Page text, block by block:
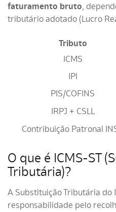
faturamento bruto,
tributário adotado (Lucro
Tributo
ICMS
IPI
PIS/COFINS
IRPJ + CSLL
Contribuição Patronal
O que é ICMS-ST
Tributária)?
A Substituição Tributária do
responsabilidade pelo